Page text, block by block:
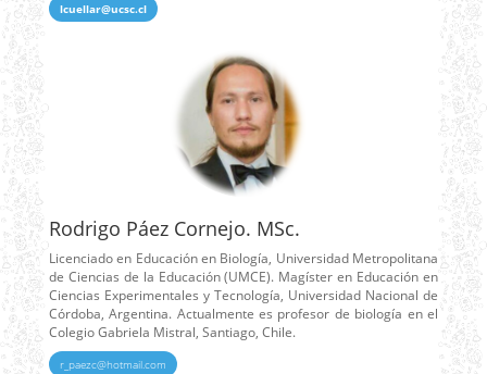
lcuellar@ucsc.cl
Rodrigo Páez Cornejo. MSc.
Licenciado en Educación en Biología, Universidad Metropolitana
de Ciencias de la Educación (UMCE). Magíster en Educación en
Ciencias Experimentales y Tecnología, Universidad Nacional de
Córdoba, Argentina. Actualmente es profesor de biología en el
Colegio Gabriela Mistral, Santiago, Chile.
r_paezc@hotmail.com